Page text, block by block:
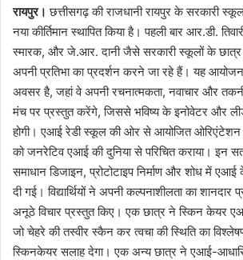
रायपुर। छत्तीसगढ़ की राजधानी रायपुर के सरकारी
नया कीर्तिमान स्थापित किया है। पहली बार आर.डी.
स्मारक, और जे.आर. दानी जैसे सरकारी स्कूलों के छात्र
अपनी प्रतिभा का प्रदर्शन करने जा रहे हैं। यह
अवसर है, जहां वे अपनी रचनात्मकता, नवाचार और
मंच पर प्रस्तुत करेंगे, जिससे भविष्य के इनोवेटर और
होगी। एआई रेडी स्कूल की ओर से आयोजित ओरिएंटेशन
को जनरेटिव एआई की दुनिया से परिचित कराया। इन
समाधान डिजाइन, प्रोटोटाइप निर्माण और शोध में
दी गई। विद्यार्थियों ने अपनी कल्पनाशीलता का
अनूठे विचार प्रस्तुत किए। एक छात्र ने स्किन केयर
जो चेहरे की तस्वीर स्कैन कर त्वचा की स्थिति का
स्किनकेयर सलाह देगा। एक अन्य छात्र ने एआई-